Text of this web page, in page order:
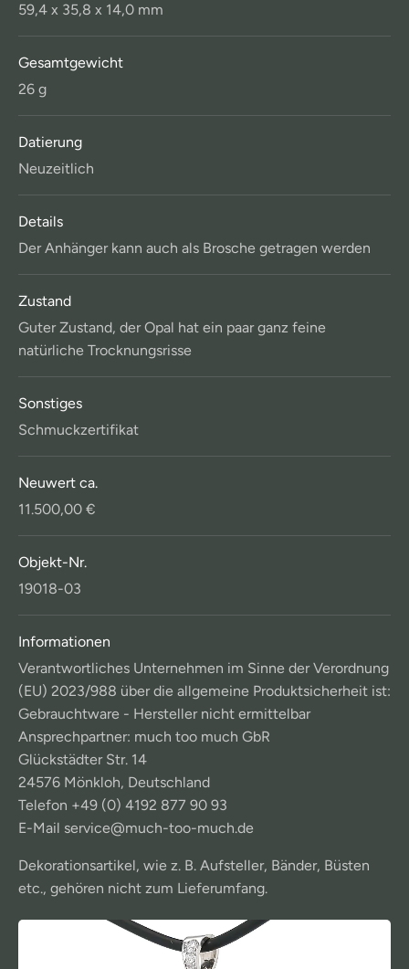
59,4 x 35,8 x 14,0 mm
Gesamtgewicht
26 g
Datierung
Neuzeitlich
Details
Der Anhänger kann auch als Brosche getragen werden
Zustand
Guter Zustand, der Opal hat ein paar ganz feine
natürliche Trocknungsrisse
Sonstiges
Schmuckzertifikat
Neuwert ca.
11.500,00 €
Objekt-Nr.
19018-03
Informationen
Verantwortliches Unternehmen im Sinne der Verordnung
(EU) 2023/988 über die allgemeine Produktsicherheit ist:
Gebrauchtware - Hersteller nicht ermittelbar
Ansprechpartner: much too much GbR
Glückstädter Str. 14
24576 Mönkloh, Deutschland
Telefon +49 (0) 4192 877 90 93
E-Mail service@much-too-much.de
Dekorationsartikel, wie z. B. Aufsteller, Bänder, Büsten
etc., gehören nicht zum Lieferumfang.